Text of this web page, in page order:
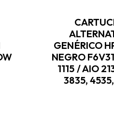
GENÉRICO
NEGRO
1115 / AIO
3835,